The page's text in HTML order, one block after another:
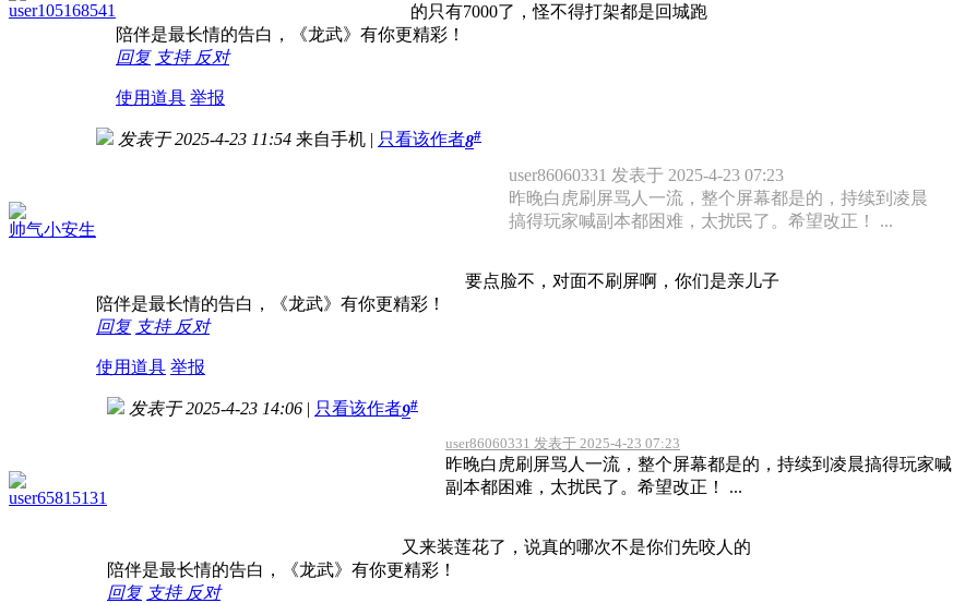
user105168541
的只有7000了，怪不得打架都是回城跑
陪伴是最长情的告白，《龙武》有你更精彩！
回复 支持 反对
使用道具 举报
帅气小安生
发表于 2025-4-23 11:54 来自手机 | 只看该作者8#
user86060331 发表于 2025-4-23 07:23
昨晚白虎刷屏骂人一流，整个屏幕都是的，持续到凌晨
搞得玩家喊副本都困难，太扰民了。希望改正！ ...
要点脸不，对面不刷屏啊，你们是亲儿子
陪伴是最长情的告白，《龙武》有你更精彩！
回复 支持 反对
使用道具 举报
user65815131
发表于 2025-4-23 14:06 | 只看该作者9#
user86060331 发表于 2025-4-23 07:23
昨晚白虎刷屏骂人一流，整个屏幕都是的，持续到凌晨搞得玩家喊
副本都困难，太扰民了。希望改正！ ...
又来装莲花了，说真的哪次不是你们先咬人的
陪伴是最长情的告白，《龙武》有你更精彩！
回复 支持 反对